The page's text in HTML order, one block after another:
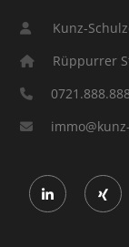
Kunz-
Rüppurrer
0721.888.888